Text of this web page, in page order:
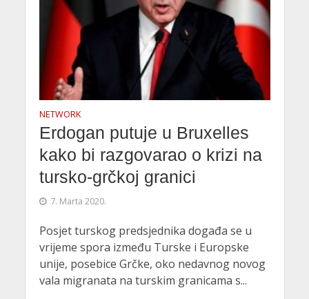
NETWORK
Erdogan putuje u Bruxelles
kako bi razgovarao o krizi na
tursko-grčkoj granici
7. Marta 2020.
Posjet turskog predsjednika događa se u
vrijeme spora između Turske i Europske
unije, posebice Grčke, oko nedavnog novog
vala migranata na turskim granicama s...